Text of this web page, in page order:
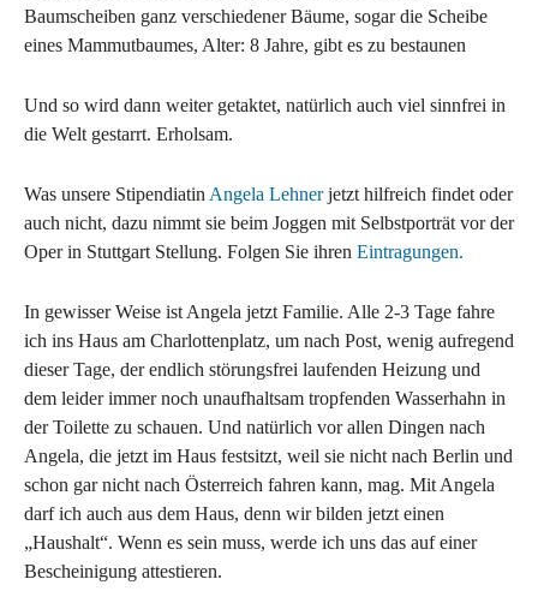
Baumscheiben ganz verschiedener Bäume, sogar die Scheibe
eines Mammutbaumes, Alter: 8 Jahre, gibt es zu bestaunen
Und so wird dann weiter getaktet, natürlich auch viel sinnfrei in
die Welt gestarrt. Erholsam.
Was unsere Stipendiatin Angela Lehnerjetzt hilfreich findet oder
auch nicht, dazu nimmt sie beim Joggen mit Selbstporträt vor der
Oper in Stuttgart Stellung. Folgen Sie ihren Eintragungen.
In gewisser Weise ist Angela jetzt Familie. Alle 2-3 Tage fahre
ich ins Haus am Charlottenplatz, um nach Post, wenig aufregend
dieser Tage, der endlich störungsfrei laufenden Heizung und
dem leider immer noch unaufhaltsam tropfenden Wasserhahn in
der Toilette zu schauen. Und natürlich vor allen Dingen nach
Angela, die jetzt im Haus festsitzt, weil sie nicht nach Berlin und
schon gar nicht nach Österreich fahren kann, mag. Mit Angela
darf ich auch aus dem Haus, denn wir bilden jetzt einen
„Haushalt“. Wenn es sein muss, werde ich uns das auf einer
Bescheinigung attestieren.